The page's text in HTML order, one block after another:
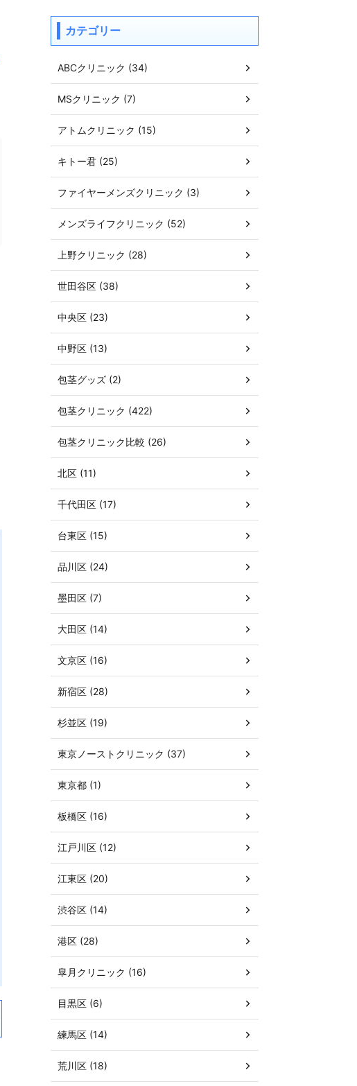
カテゴリー
ABCクリニック (34)
MSクリニック (7)
アトムクリニック (15)
キトー君 (25)
ファイヤーメンズクリニック (3)
メンズライフクリニック (52)
上野クリニック (28)
世田谷区 (38)
中央区 (23)
中野区 (13)
包茎グッズ (2)
包茎クリニック (422)
包茎クリニック比較 (26)
北区 (11)
千代田区 (17)
台東区 (15)
品川区 (24)
墨田区 (7)
大田区 (14)
文京区 (16)
新宿区 (28)
杉並区 (19)
東京ノーストクリニック (37)
東京都 (1)
板橋区 (16)
江戸川区 (12)
江東区 (20)
渋谷区 (14)
港区 (28)
皐月クリニック (16)
目黒区 (6)
練馬区 (14)
荒川区 (18)